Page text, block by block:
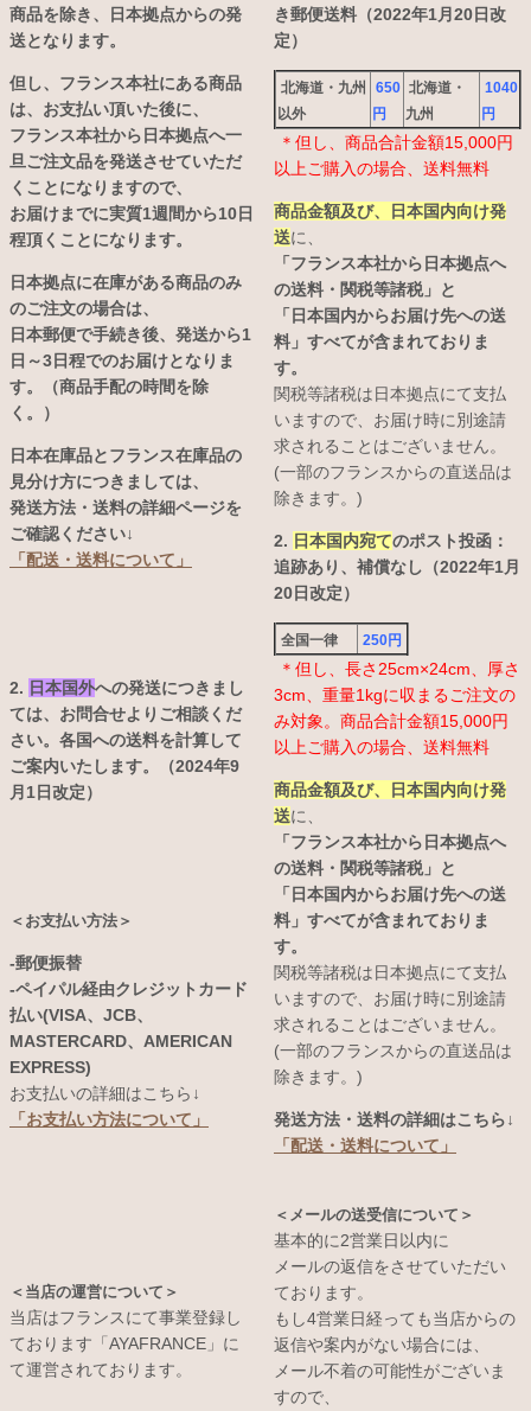
商品を除き、日本拠点からの発
送となります。
但し、フランス本社にある商品
は、お支払い頂いた後に、
フランス本社から日本拠点へ一
旦ご注文品を発送させていただ
くことになりますので、
お届けまでに実質1週間から10日
程頂くことになります。
日本拠点に在庫がある商品のみ
のご注文の場合は、
日本郵便で手続き後、発送から1
日～3日程でのお届けとなりま
す。（商品手配の時間を除
く。）
日本在庫品とフランス在庫品の
見分け方につきましては、
発送方法・送料の詳細ページを
ご確認ください↓
「配送・送料について」
2. 日本国外への発送につきまし
ては、お問合せよりご相談くだ
さい。各国への送料を計算して
ご案内いたします。（2024年9
月1日改定）
＜お支払い方法＞
-郵便振替
-ペイパル経由クレジットカード
払い(VISA、JCB、
MASTERCARD、AMERICAN
EXPRESS)
お支払いの詳細はこちら↓
「お支払い方法について」
＜当店の運営について＞
当店はフランスにて事業登録し
ております「AYAFRANCE」に
て運営されております。
き郵便送料（2022年1月20日改
定）
北海道・九州
以外
650
円
北海道・
九州
1040
円
＊但し、商品合計金額15,000円
以上ご購入の場合、送料無料
商品金額及び、日本国内向け発
送に、
「フランス本社から日本拠点へ
の送料・関税等諸税」と
「日本国内からお届け先への送
料」すべてが含まれておりま
す。
関税等諸税は日本拠点にて支払
いますので、お届け時に別途請
求されることはございません。
(一部のフランスからの直送品は
除きます。)
2. 日本国内宛てのポスト投函：
追跡あり、補償なし（2022年1月
20日改定）
全国一律 250円
＊但し、長さ25cm×24cm、厚さ
3cm、重量1kgに収まるご注文の
み対象。商品合計金額15,000円
以上ご購入の場合、送料無料
商品金額及び、日本国内向け発
送に、
「フランス本社から日本拠点へ
の送料・関税等諸税」と
「日本国内からお届け先への送
料」すべてが含まれておりま
す。
関税等諸税は日本拠点にて支払
いますので、お届け時に別途請
求されることはございません。
(一部のフランスからの直送品は
除きます。)
発送方法・送料の詳細はこちら↓
「配送・送料について」
＜メールの送受信について＞
基本的に2営業日以内に
メールの返信をさせていただい
ております。
もし4営業日経っても当店からの
返信や案内がない場合には、
メール不着の可能性がございま
すので、